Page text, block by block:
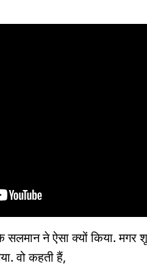
ने ऐसा क्यों किया. मगर
वो कहती हैं,